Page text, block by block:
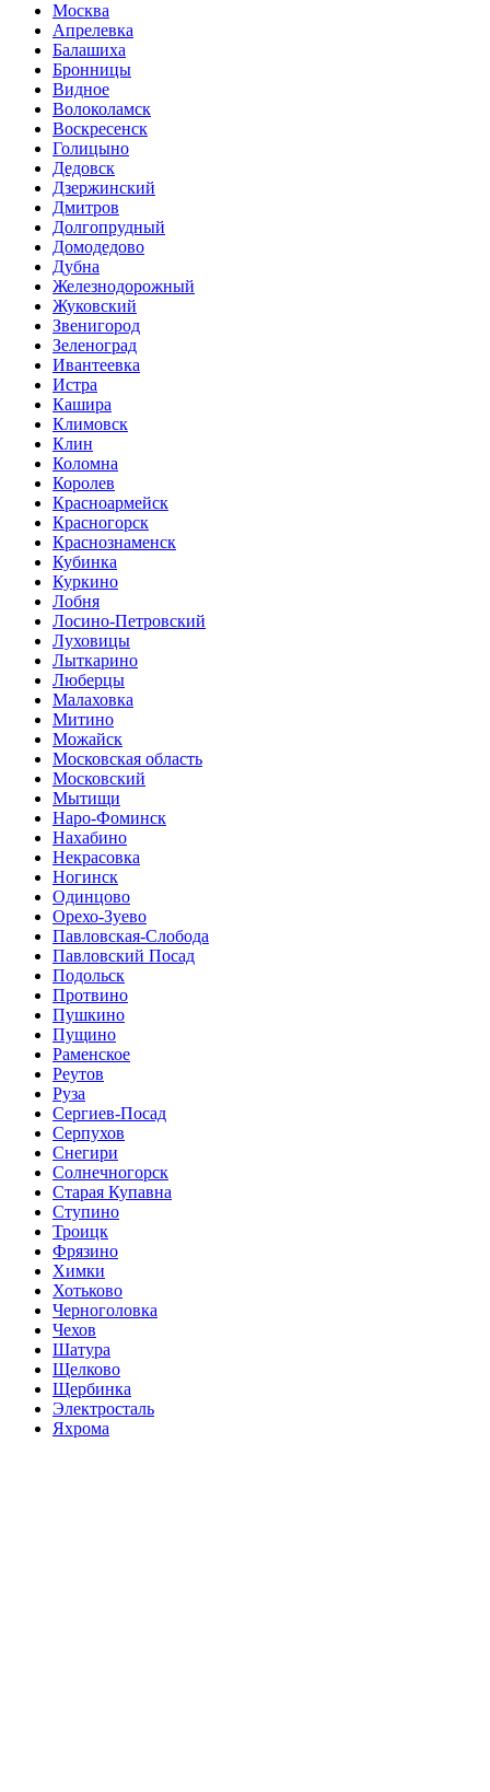
Москва
Апрелевка
Балашиха
Бронницы
Видное
Волоколамск
Воскресенск
Голицыно
Дедовск
Дзержинский
Дмитров
Долгопрудный
Домодедово
Дубна
Железнодорожный
Жуковский
Звенигород
Зеленоград
Ивантеевка
Истра
Кашира
Климовск
Клин
Коломна
Королев
Красноармейск
Красногорск
Краснознаменск
Кубинка
Куркино
Лобня
Лосино-Петровский
Луховицы
Лыткарино
Люберцы
Малаховка
Митино
Можайск
Московская область
Московский
Мытищи
Наро-Фоминск
Нахабино
Некрасовка
Ногинск
Одинцово
Орехо-Зуево
Павловская-Слобода
Павловский Посад
Подольск
Протвино
Пушкино
Пущино
Раменское
Реутов
Руза
Сергиев-Посад
Серпухов
Снегири
Солнечногорск
Старая Купавна
Ступино
Троицк
Фрязино
Химки
Хотьково
Черноголовка
Чехов
Шатура
Щелково
Щербинка
Электросталь
Яхрома